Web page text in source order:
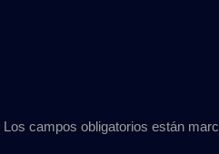
Los campos obligatorios están